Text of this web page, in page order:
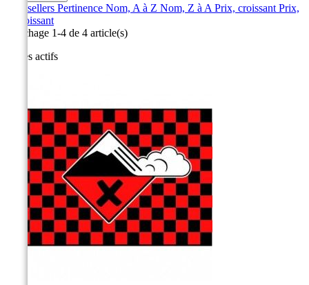
Best sellers Pertinence Nom, A à Z Nom, Z à A Prix, croissant Prix,
décroissant
Affichage 1-4 de 4 article(s)
Filtres actifs